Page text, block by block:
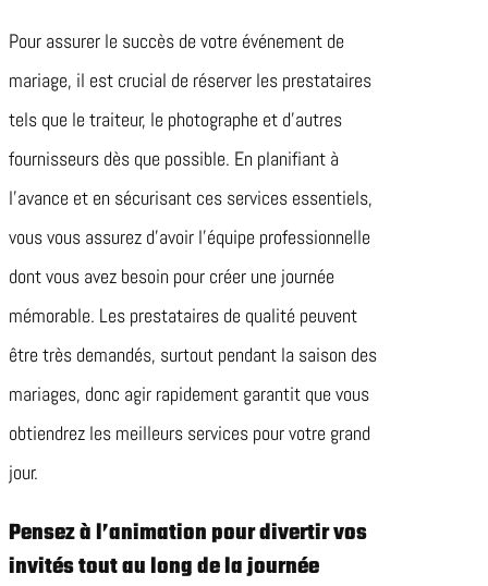
Pour assurer le succès de votre événement de
mariage, il est crucial de réserver les prestataires
tels que le traiteur, le photographe et d’autres
fournisseurs dès que possible. En planifiant à
l’avance et en sécurisant ces services essentiels,
vous vous assurez d’avoir l’équipe professionnelle
dont vous avez besoin pour créer une journée
mémorable. Les prestataires de qualité peuvent
être très demandés, surtout pendant la saison des
mariages, donc agir rapidement garantit que vous
obtiendrez les meilleurs services pour votre grand
jour.
Pensez à l’animation pour divertir vos
invités tout au long de la journée